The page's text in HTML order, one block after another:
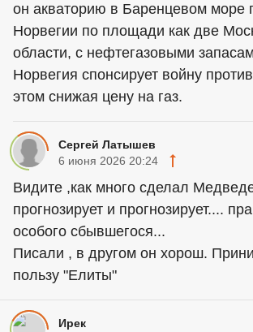
он акваторию в Баренцевом море
Норвегии по площади как две
области, с нефтегазовыми
Норвегия спонсирует войну
этом снижая цену на газ.
Сергей Латышев
6 июня 2026 20:24
Видите ,как много сделал
прогнозирует и прогнозирует....
особого сбывшегося...
Писали , в другом он хорош.
пользу "Елиты"
Ирек